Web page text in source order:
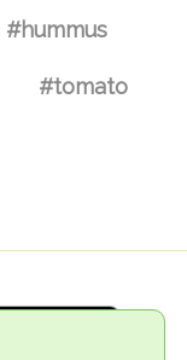
#hummus
#tomato